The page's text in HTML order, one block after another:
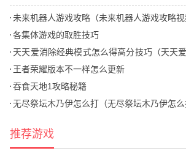
钱）
未来机器人游戏攻略（未来机器人游戏攻略视
各集体游戏的取胜技巧
天天爱消除经典模式怎么得高分技巧（天天
配）
王者荣耀版本不一样怎么更新
吞食天地1攻略秘籍
无尽祭坛木乃伊怎么打（无尽祭坛木乃伊怎么
推荐游戏